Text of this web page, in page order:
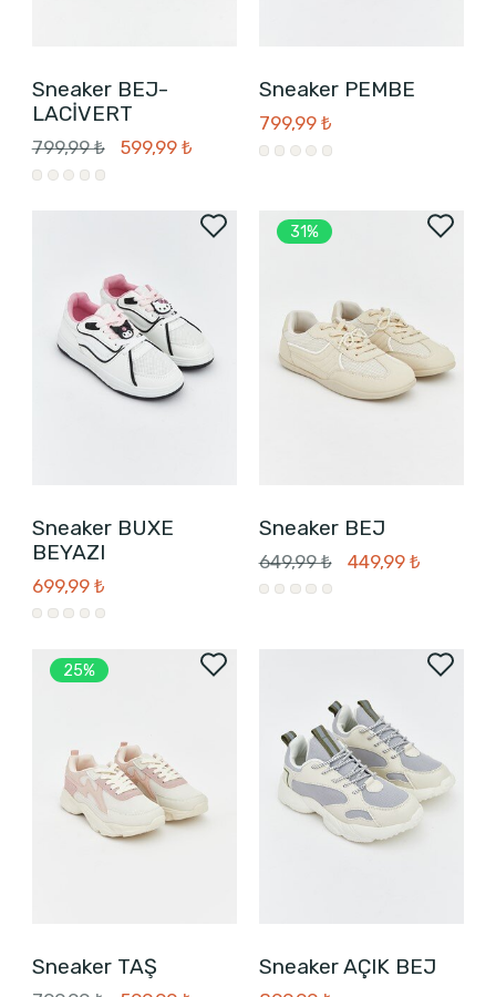
Sneaker BEJ-
LACİVERT
799,99 ₺ 599,99 ₺
Sneaker PEMBE
799,99 ₺
Sneaker BUXE
BEYAZI
699,99 ₺
31%
Sneaker BEJ
649,99 ₺ 449,99 ₺
25%
Sneaker TAŞ Sneaker AÇIK BEJ